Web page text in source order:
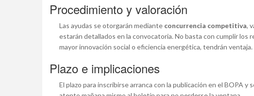
Procedimiento y valoración
Las ayudas se otorgarán mediante concurrencia competitiva,
estarán detallados en la convocatoria. No basta con cumplir los
mayor innovación social o eficiencia energética, tendrán ventaja.
Plazo e implicaciones
El plazo para inscribirse arranca con la publicación en el BOPA y